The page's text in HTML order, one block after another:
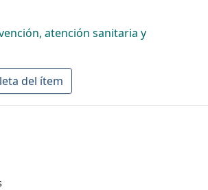
atención sanitaria y
del ítem